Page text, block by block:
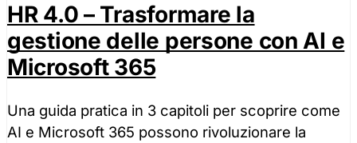
HR 4.0 – Trasformare la
gestione delle persone con AI e
Microsoft 365
Una guida pratica in 3 capitoli per scoprire come
AI e Microsoft 365 possono rivoluzionare la